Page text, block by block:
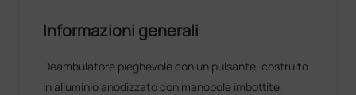
Informazioni generali
Deambulatore pieghevole con un pulsante, costruito
in alluminio anodizzato con manopole imbottite,